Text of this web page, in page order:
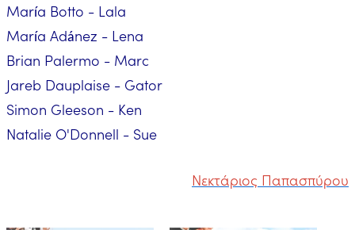
María Botto - Lala
María Adánez - Lena
Brian Palermo - Marc
Jareb Dauplaise - Gator
Simon Gleeson - Ken
Natalie O'Donnell - Sue
Νεκτάριος Παπασπύρου